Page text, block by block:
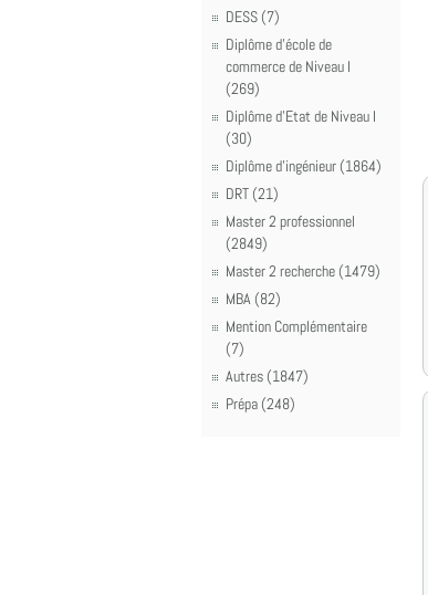
DESS (7)
Diplôme d'école de
commerce de Niveau I
(269)
Diplôme d'Etat de Niveau I
(30)
Diplôme d'ingénieur (1864)
DRT (21)
Master 2 professionnel
(2849)
Master 2 recherche (1479)
MBA (82)
Mention Complémentaire
(7)
Autres (1847)
Prépa (248)